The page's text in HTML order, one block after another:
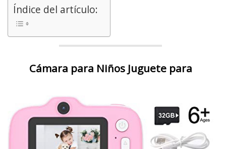
Índice del artículo:
Cámara para Niños Juguete para